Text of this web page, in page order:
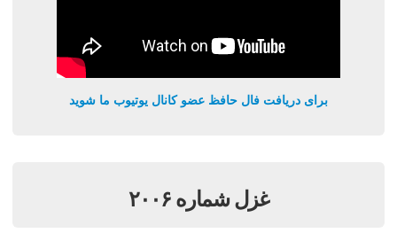
برای دریافت فال حافظ عضو کانال یوتیوب ما شوید
غزل شماره ۲۰۰۶